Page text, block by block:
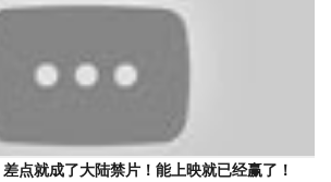
差点就成了大陆禁片！能上映就已经赢了！